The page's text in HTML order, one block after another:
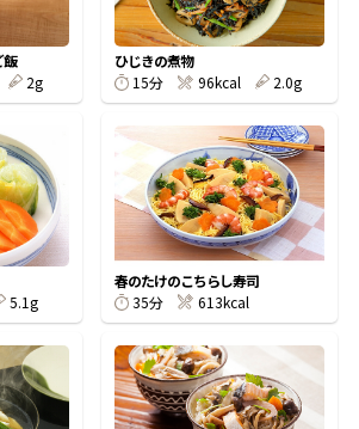
鰹節屋の
だしパック
飯
2g
ひじきの煮物
15分
96kcal 2.0g
5.1g
春のたけのこちらし寿司
35分
613kcal